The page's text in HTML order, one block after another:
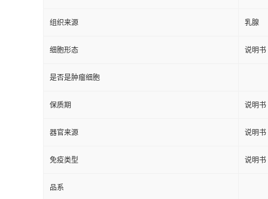
组织来源 乳腺
细胞形态 说明书
是否是肿瘤细胞
保质期 说明书
器官来源 说明书
免疫类型 说明书
品系